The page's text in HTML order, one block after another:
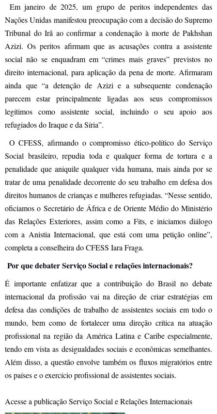
Em janeiro de 2025, um grupo de peritos independentes das
Nações Unidas manifestou preocupação com a decisão do Supremo
Tribunal do Irã ao confirmar a condenação à morte de Pakhshan
Azizi. Os peritos afirmam que as acusações contra a assistente
social não se enquadram em “crimes mais graves” previstos no
direito internacional, para aplicação da pena de morte. Afirmaram
ainda que “a detenção de Azizi e a subsequente condenação
parecem estar principalmente ligadas aos seus compromissos
legítimos como assistente social, incluindo o seu apoio aos
refugiados do Iraque e da Síria”.
O CFESS, afirmando o compromisso ético-político do Serviço
Social brasileiro, repudia toda e qualquer forma de tortura e a
penalidade que aniquile qualquer vida humana, mais ainda por se
tratar de uma penalidade decorrente do seu trabalho em defesa dos
direitos humanos de crianças e mulheres refugiadas. “Nesse sentido,
oficiamos o Secretário de África e de Oriente Médio do Ministério
das Relações Exteriores, assim como a Fits, e iniciamos diálogo
com a Anistia Internacional, que está com uma petição online”,
completa a conselheira do CFESS Iara Fraga.
Por que debater Serviço Social e relações internacionais?
É importante enfatizar que a contribuição do Brasil no debate
internacional da profissão vai na direção de criar estratégias em
defesa das condições de trabalho de assistentes sociais em todo o
mundo, bem como de fortalecer uma direção crítica na atuação
profissional na região da América Latina e Caribe especialmente,
tendo em vista as desigualdades sociais e econômicas semelhantes.
Além disso, a questão envolve também os fluxos migratórios entre
os países e o exercício profissional de assistentes sociais.
Acesse a publicação Serviço Social e Relações Internacionais